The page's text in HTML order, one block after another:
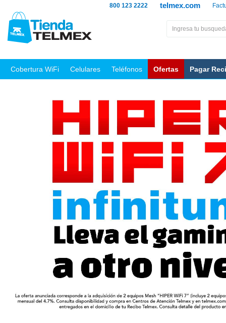
telmex.com
800 123 2222
Cobertura WiFi Celulares Teléfonos Ofertas Pagar